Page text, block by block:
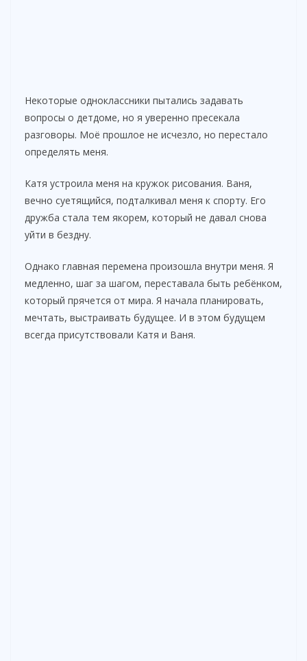
Некоторые одноклассники пытались задавать
вопросы о детдоме, но я уверенно пресекала
разговоры. Моё прошлое не исчезло, но перестало
определять меня.
Катя устроила меня на кружок рисования. Ваня,
вечно суетящийся, подталкивал меня к спорту. Его
дружба стала тем якорем, который не давал снова
уйти в бездну.
Однако главная перемена произошла внутри меня. Я
медленно, шаг за шагом, переставала быть ребёнком,
который прячется от мира. Я начала планировать,
мечтать, выстраивать будущее. И в этом будущем
всегда присутствовали Катя и Ваня.